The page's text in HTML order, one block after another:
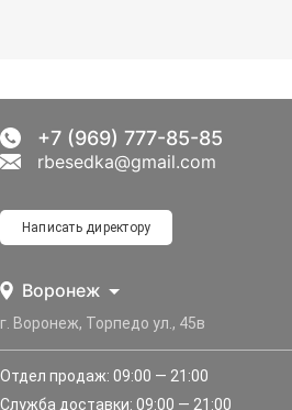
Воронеж
г. Воронеж, Торпедо ул., 45в
Отдел продаж: 09:00 — 21:00
Служба доставки: 09:00 — 21:00
Написать директору
+7 (969) 777-85-85
rbesedka@gmail.com